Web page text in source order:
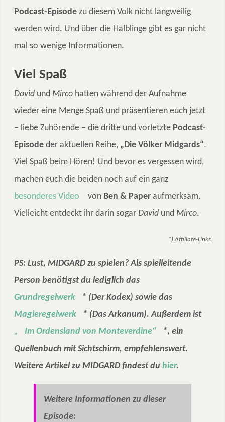
Podcast-Episode zu diesem Volk nicht langweilig
werden wird. Und über die Halblinge gibt es gar nicht
mal so wenige Informationen.
Viel Spaß
David und Mirco hatten während der Aufnahme
wieder eine Menge Spaß und präsentieren euch jetzt
– liebe Zuhörende – die dritte und vorletzte Podcast-
Episode der aktuellen Reihe, „Die Völker Midgards“.
Viel Spaß beim Hören! Und bevor es vergessen wird,
machen euch die beiden noch auf ein ganz
besonderes Video
von Ben & Paper aufmerksam.
Vielleicht entdeckt ihr darin sogar David und Mirco.
*) Affiliate-Links
PS: Lust, MIDGARD zu spielen? Als spielleitende
Person benötigst du lediglich das
Grundregelwerk
* (Der Kodex) sowie das
Magieregelwerk
* (Das Arkanum). Außerdem ist
„
Im Ordensland von Monteverdine“
*, ein
Quellenbuch mit Sichtschirm, empfehlenswert.
Weitere Artikel zu MIDGARD findest du hier.
Weitere Informationen zu dieser
Episode: